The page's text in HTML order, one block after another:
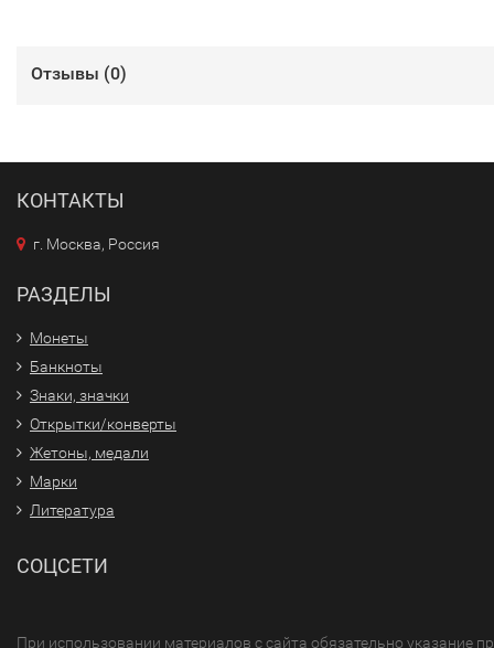
Отзывы (0)
КОНТАКТЫ
г. Москва, Россия
РАЗДЕЛЫ
Монеты
Банкноты
Знаки, значки
Открытки/конверты
Жетоны, медали
Марки
Литература
СОЦСЕТИ
При использовании материалов с сайта обязательно указание